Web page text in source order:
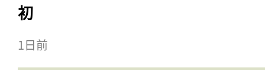
初
1日前